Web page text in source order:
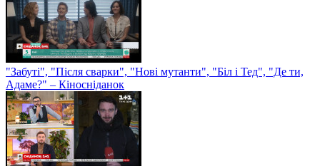
"Забуті", "Після сварки", "Нові мутанти", "Біл і Тед", "Де ти,
Адаме?" – Кіносніданок